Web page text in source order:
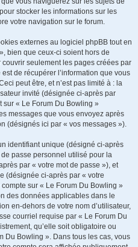
stocker les informations sur les
votre navigation sur le forum.
externes au logiciel phpBB tout en
bien que ceux-ci soient hors de
seulement les pages créées par
de récupérer l’information que vous
peut être, et n’est pas limité à : la
invité (désignée ci-après par
sur « Le Forum Du Bowling »
messages que vous envoyez après
(désignés ici par « vos messages »).
identifiant unique (désigné ci-après
passe personnel utilisé pour la
par « votre mot de passe »), et
(désignée ci-après par « votre
sur « Le Forum Du Bowling »
des données applicables dans le
en-dehors de votre nom d’utilisateur,
courriel requise par « Le Forum Du
qu’elle soit obligatoire ou
Du Bowling ». Dans tous les cas, vous